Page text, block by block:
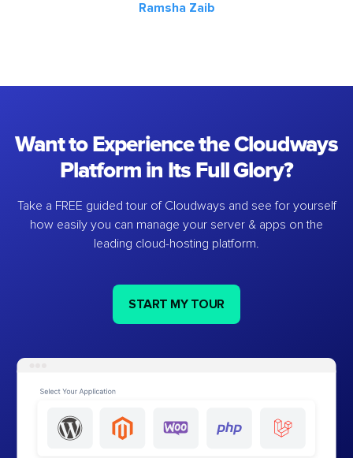
Ramsha Zaib
Want to Experience the Cloudways
Platform in Its Full Glory?
Take a FREE guided tour of Cloudways and see for yourself
how easily you can manage your server & apps on the
leading cloud-hosting platform.
START MY TOUR